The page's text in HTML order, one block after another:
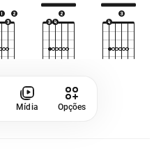
Mídia Opções